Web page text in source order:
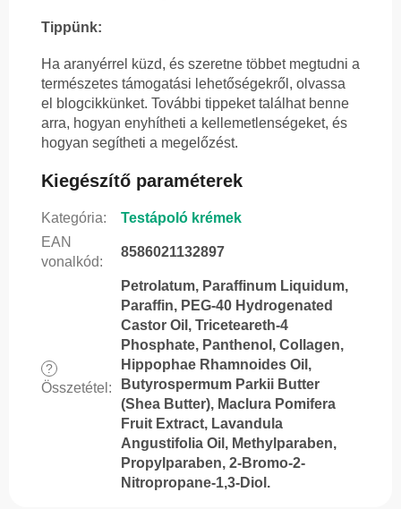
Tippünk:
Ha aranyérrel küzd, és szeretne többet megtudni a
természetes támogatási lehetőségekről, olvassa
el blogcikkünket. További tippeket találhat benne
arra, hogyan enyhítheti a kellemetlenségeket, és
hogyan segítheti a megelőzést.
Kiegészítő paraméterek
Kategória:
Testápoló krémek
EAN
vonalkód:
8586021132897
?
Összetétel :
Petrolatum, Paraffinum Liquidum,
Paraffin, PEG-40 Hydrogenated
Castor Oil, Triceteareth-4
Phosphate, Panthenol, Collagen,
Hippophae Rhamnoides Oil,
Butyrospermum Parkii Butter
(Shea Butter), Maclura Pomifera
Fruit Extract, Lavandula
Angustifolia Oil, Methylparaben,
Propylparaben, 2-Bromo-2-
Nitropropane-1,3-Diol.